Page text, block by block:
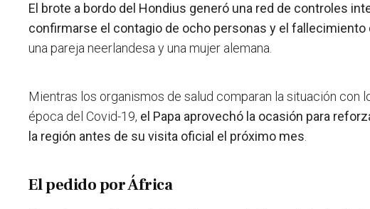
El brote a bordo del Hondius generó una red de controles
confirmarse el contagio de ocho personas y el fallecimiento
una pareja neerlandesa y una mujer alemana.
Mientras los organismos de salud comparan la situación con
época del Covid-19, el Papa aprovechó la ocasión para
la región antes de su visita oficial el próximo mes.
El pedido por África